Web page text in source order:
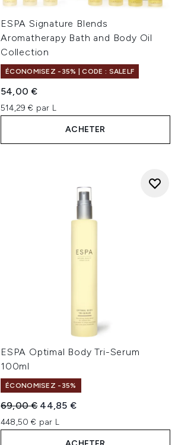
ESPA Signature Blends
Aromatherapy Bath and Body Oil
Collection
ÉCONOMISEZ -35% | CODE : SALELF
54,00 €
514,29 € par L
ACHETER
ESPA Optimal Body Tri-Serum
100ml
ÉCONOMISEZ -35%
Prix de vente :
69,00 € Prix ​​actuel :
44,85 €
448,50 € par L